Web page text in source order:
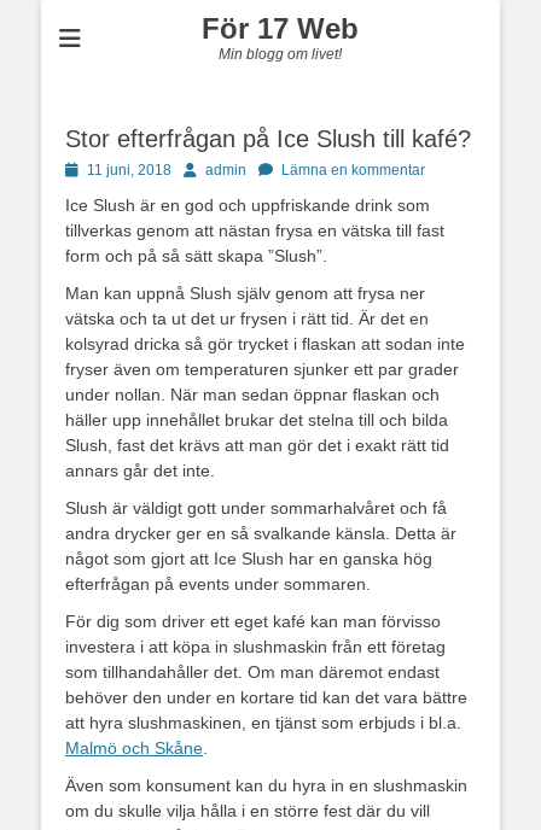
För 17 Web
Min blogg om livet!
Stor efterfrågan på Ice Slush till kafé?
Publicerad
11 juni, 2018 Författare
admin Lämna en kommentar
Ice Slush är en god och uppfriskande drink som
tillverkas genom att nästan frysa en vätska till fast
form och på så sätt skapa ”Slush”.
Man kan uppnå Slush själv genom att frysa ner
vätska och ta ut det ur frysen i rätt tid. Är det en
kolsyrad dricka så gör trycket i flaskan att sodan inte
fryser även om temperaturen sjunker ett par grader
under nollan. När man sedan öppnar flaskan och
häller upp innehållet brukar det stelna till och bilda
Slush, fast det krävs att man gör det i exakt rätt tid
annars går det inte.
Slush är väldigt gott under sommarhalvåret och få
andra drycker ger en så svalkande känsla. Detta är
något som gjort att Ice Slush har en ganska hög
efterfrågan på events under sommaren.
För dig som driver ett eget kafé kan man förvisso
investera i att köpa in slushmaskin från ett företag
som tillhandahåller det. Om man däremot endast
behöver den under en kortare tid kan det vara bättre
att hyra slushmaskinen, en tjänst som erbjuds i bl.a.
Malmö och Skåne
Även som konsument kan du hyra in en slushmaskin
om du skulle vilja hålla i en större fest där du vill